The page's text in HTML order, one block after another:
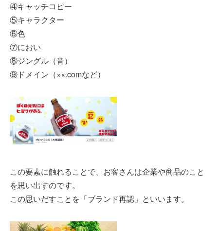
④キャッチコピー
⑤キャラクター
⑥色
⑦におい
⑧ジングル（音）
⑨ドメイン（××.comなど）
この要素に触れることで、お客さんは企業や商品のこと
を思い出すのです。
この思いだすことを「ブランド再認」といいます。